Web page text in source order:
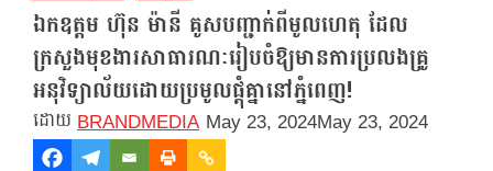
ឯកឧត្តម ហ៊ុន ម៉ានី គូសបញ្ជាក់ពីមូលហេតុ ដែល
ក្រសួងមុខងារសាធារណៈរៀបចំឱ្យមានការប្រលងគ្រូ
អនុវិទ្យាល័យដោយប្រមូលផ្ដុំគ្នានៅភ្នំពេញ!
BRANDMEDIA May 23, 2024May 23, 2024